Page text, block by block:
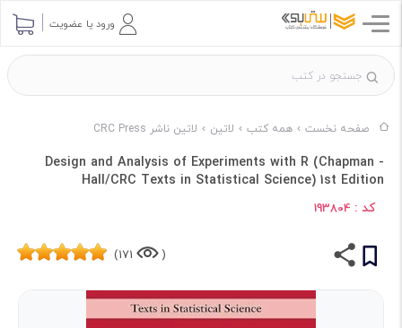
ورود یا عضویت
صفحه نخست همه کتب لاتین لاتین ناشر CRC Press
Design and Analysis of Experiments with R (Chapman -
Hall/CRC Texts in Statistical Science) 1st Edition
کد : 193804
(
171)